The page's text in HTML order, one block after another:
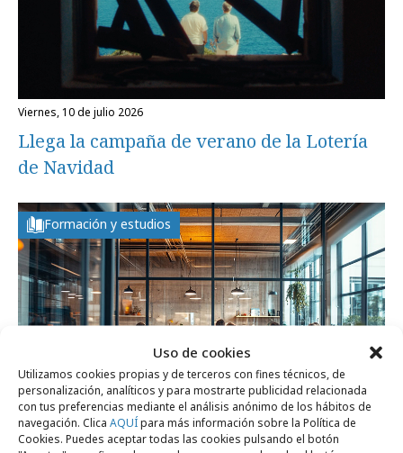
Uso de cookies
Utilizamos cookies propias y de terceros con fines técnicos, de
personalización, analíticos y para mostrarte publicidad relacionada
con tus preferencias mediante el análisis anónimo de los hábitos de
navegación. Clica AQUÍpara más información sobre la Política de
Cookies. Puedes aceptar todas las cookies pulsando el botón
viernes, 10 de julio 2026
Llega la campaña de verano de la Lotería
de Navidad
Formación y estudios